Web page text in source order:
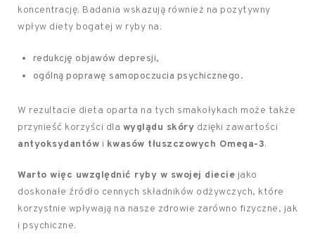
koncentrację. Badania wskazują również na pozytywny
wpływ diety bogatej w ryby na:
redukcję objawów depresji,
ogólną poprawę samopoczucia psychicznego.
W rezultacie dieta oparta na tych smakołykach może także
przynieść korzyści dla wyglądu skóry dzięki zawartości
antyoksydantów i kwasów tłuszczowych Omega-3.
Warto więc uwzględnić ryby w swojej diecie jako
doskonałe źródło cennych składników odżywczych, które
korzystnie wpływają na nasze zdrowie zarówno fizyczne, jak
i psychiczne.